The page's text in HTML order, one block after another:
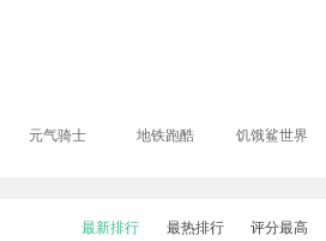
元气骑士 地铁跑酷 饥饿鲨世界
最新排行 最热排行 评分最高